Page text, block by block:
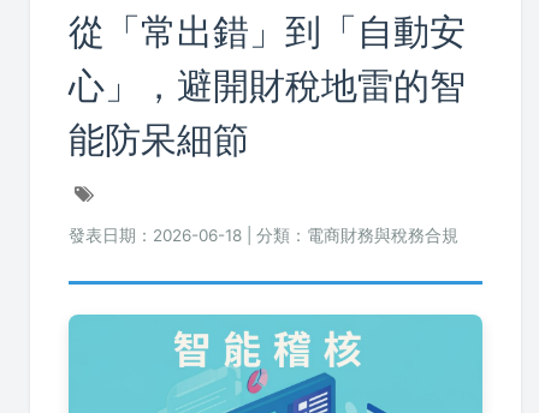
從「常出錯」到「自動安
心」，避開財稅地雷的智
能防呆細節
發表日期： 2026-06-18 | 分類：電商財務與稅務合規